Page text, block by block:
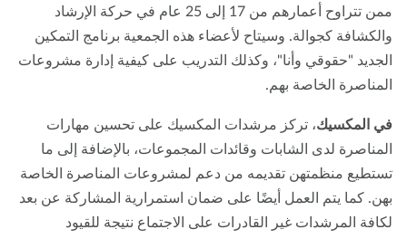
ممن تتراوح أعمارهم من 17 إلى 25 عام في حركة الإرشاد
كجوالة. وسيتاح لأعضاء هذه الجمعية برنامج التمكين
"حقوقي وأنا"، وكذلك التدريب على كيفية إدارة مشروعات
الخاصة بهم.
المكسيك، تركز مرشدات المكسيك على تحسين مهارات
لدى الشابات وقائدات المجموعات، بالإضافة إلى ما
منظمتهن تقديمه من دعم لمشروعات المناصرة الخاصة
كما يتم العمل أيضًا على ضمان استمرارية المشاركة عن بعد
المرشدات غير القادرات على الاجتماع نتيجة للقيود